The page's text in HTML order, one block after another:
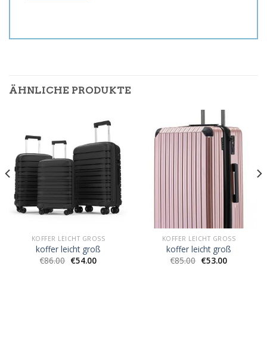
ÄHNLICHE PRODUKTE
KOFFER LEICHT GROSS
koffer leicht groß
€86.00 €54.00
KOFFER LEICHT GROSS
koffer leicht groß
€85.00 €53.00